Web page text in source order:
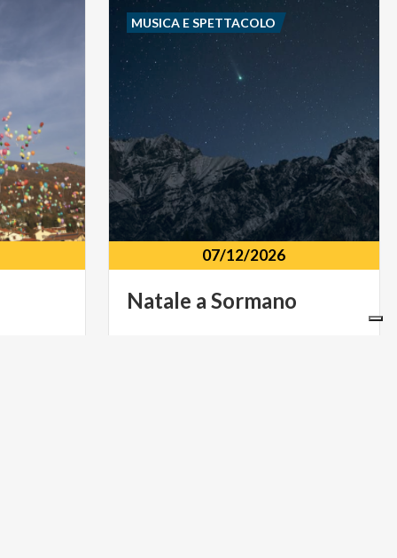
07/12/2026
Natale a Sormano
MUSICA E SPETTACOLO